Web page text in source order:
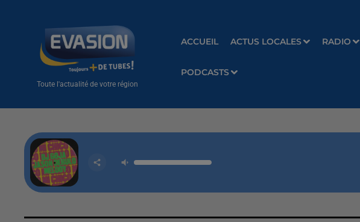
Toute l'actualité de votre région
ACCUEIL ACTUS LOCALES RADIO
PODCASTS